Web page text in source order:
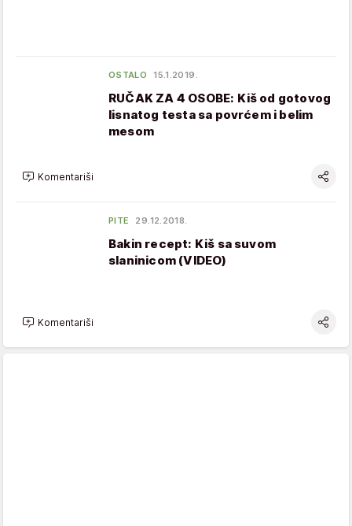
OSTALO 15.1.2019.
RUČAK ZA 4 OSOBE: Kiš od gotovog
lisnatog testa sa povrćem i belim
mesom
Komentariši
PITE 29.12.2018.
Bakin recept: Kiš sa suvom
slaninicom (VIDEO)
Komentariši